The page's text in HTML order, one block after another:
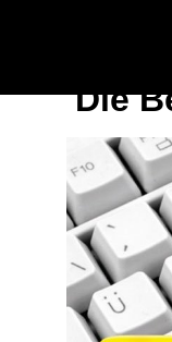
Die